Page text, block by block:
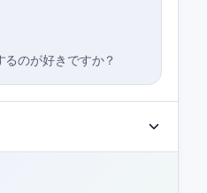
のが好きですか？